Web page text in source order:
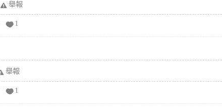
舉報
1
舉報
1